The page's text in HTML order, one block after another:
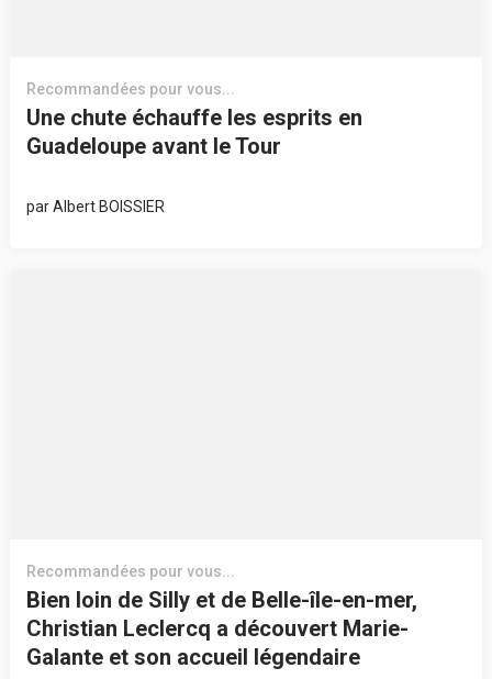
Recommandées pour vous...
Une chute échauffe les esprits en
Guadeloupe avant le Tour
parAlbert BOISSIER
Recommandées pour vous...
Bien loin de Silly et de Belle-île-en-mer,
Christian Leclercq a découvert Marie-
Galante et son accueil légendaire